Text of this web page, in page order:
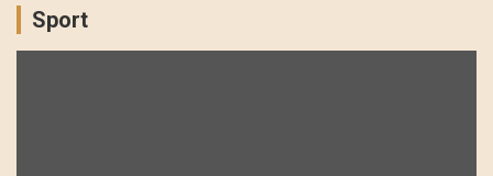
Sport